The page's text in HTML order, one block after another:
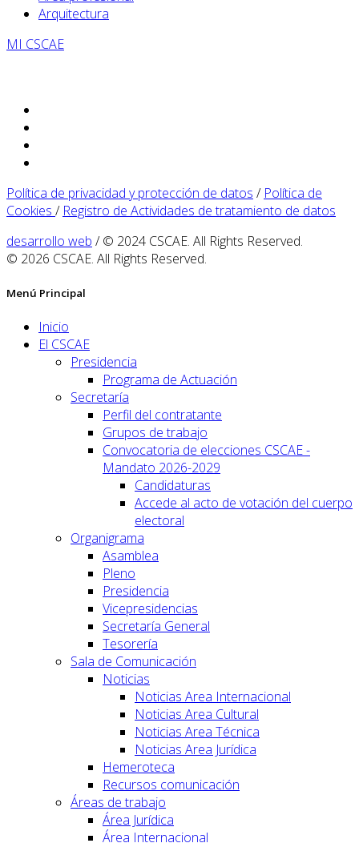
Arquitectura
MI CSCAE
Política de privacidad y protección de datos / Política de
Cookies / Registro de Actividades de tratamiento de datos
desarrollo web / © 2024 CSCAE. All Rights Reserved.
© 2026 CSCAE. All Rights Reserved.
Menú Principal
Inicio
El CSCAE
Presidencia
Programa de Actuación
Secretaría
Perfil del contratante
Grupos de trabajo
Convocatoria de elecciones CSCAE -
Mandato 2026-2029
Candidaturas
Accede al acto de votación del cuerpo
electoral
Organigrama
Asamblea
Pleno
Presidencia
Vicepresidencias
Secretaría General
Tesorería
Sala de Comunicación
Noticias
Noticias Area Internacional
Noticias Area Cultural
Noticias Area Técnica
Noticias Area Jurídica
Hemeroteca
Recursos comunicación
Áreas de trabajo
Área Jurídica
Área Internacional